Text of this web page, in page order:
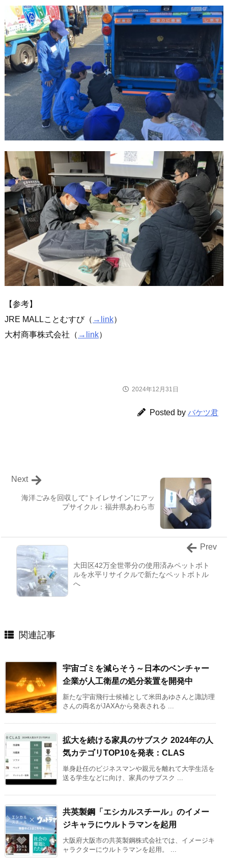
【参考】
JRE MALLことむすび（ →link）
大村商事株式会社（ →link）
2024年12月31日
Posted by バケツ君
海洋ごみを回収して“トイレサイン”にアッ
プサイクル：福井県あわら市
Next
大田区42万全世帯分の使用済みペットボト
ルを水平リサイクルで新たなペットボトル
へ
Prev
関連記事
宇宙ゴミを減らそう～日本のベンチャー
企業が人工衛星の処分装置を開発中
新たな宇宙飛行士候補として米田あゆさんと諏訪理
さんの両名がJAXAから発表される ...
拡大を続ける家具のサブスク 2024年の人
気カテゴリTOP10を発表：CLAS
単身赴任のビジネスマンや親元を離れて大学生活を
送る学生などに向け、家具のサブスク ...
共英製鋼「エシカルスチール」のイメー
ジキャラにウルトラマンを起用
大阪府大阪市の共英製鋼株式会社では、イメージキ
ャラクターにウルトラマンを起用。 ...